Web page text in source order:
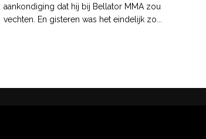
aankondiging dat hij bij Bellator MMA zou
vechten. En gisteren was het eindelijk zo...